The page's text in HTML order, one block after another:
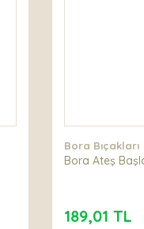
Bora Bıçakları
Bora Ateş
189,01 TL